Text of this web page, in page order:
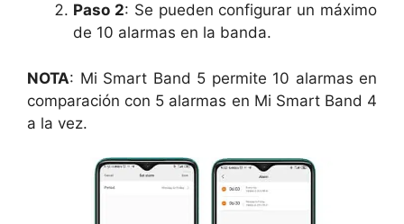
Paso 2: Se pueden configurar un máximo
de 10 alarmas en la banda.
NOTA: Mi Smart Band 5 permite 10 alarmas en
comparación con 5 alarmas en Mi Smart Band 4
a la vez.